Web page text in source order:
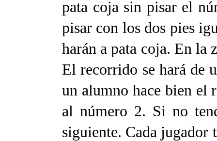
pata coja sin pisar el
pisar con los dos pies
harán a pata coja. En la
El recorrido se hará de
un alumno hace bien el
al número 2. Si no
siguiente. Cada jugador